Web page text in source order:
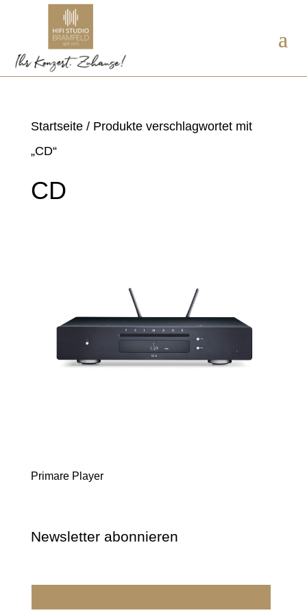
Startseite/ Produkte verschlagwortet mit
„CD“
CD
Primare Player
Newsletter abonnieren